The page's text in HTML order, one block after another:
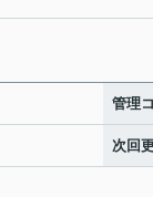
管理
次回